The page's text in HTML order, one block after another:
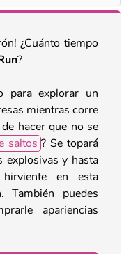
¿Cuánto tiempo
?
para explorar un
mientras corre
hacer que no se
saltos ? Se topará
explosivas y hasta
en esta
También puedes
apariencias